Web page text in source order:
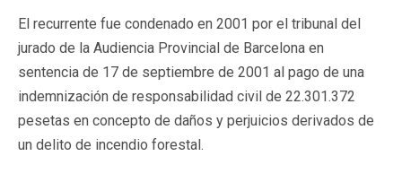
El recurrente fue condenado en 2001 por el tribunal del
jurado de la Audiencia Provincial de Barcelona en
sentencia de 17 de septiembre de 2001 al pago de una
indemnización de responsabilidad civil de 22.301.372
pesetas en concepto de daños y perjuicios derivados de
un delito de incendio forestal.